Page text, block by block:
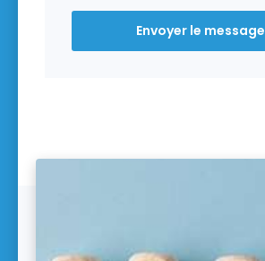
Envoyer le message